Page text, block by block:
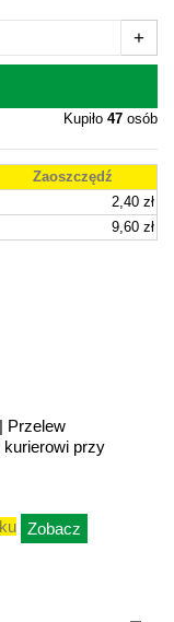
+
Kupiło 47 osób
Zaoszczędź
2,40 zł
9,60 zł
Przelew
kurierowi przy
Zobacz